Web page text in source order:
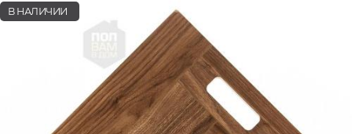
В НАЛИЧИИ